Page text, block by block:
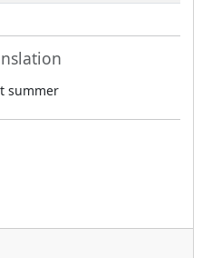
summer